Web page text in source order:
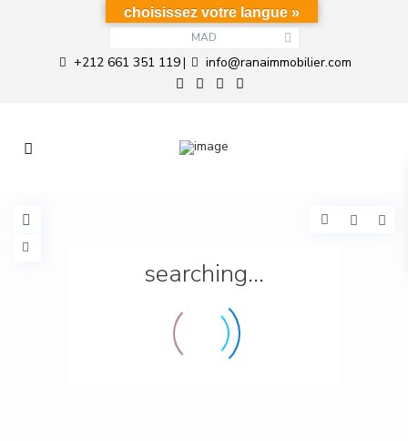
MAD
+212 661 351 119| info@ranaimmobilier.com
searching...
choisissez votre langue »